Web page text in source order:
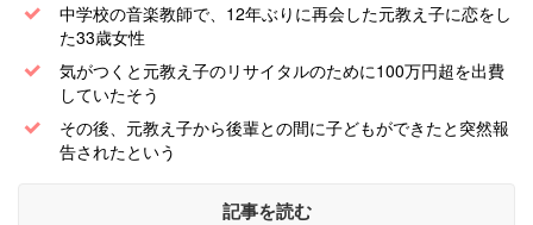
中学校の音楽教師で、12年ぶりに再会した元教え子に恋をし
た33歳女性
気がつくと元教え子のリサイタルのために100万円超を出費
していたそう
その後、元教え子から後輩との間に子どもができたと突然報
告されたという
記事を読む